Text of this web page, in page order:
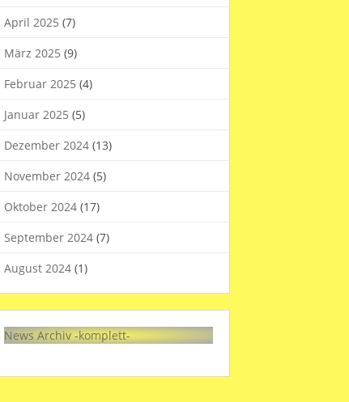
April 2025 (7)
März 2025 (9)
Februar 2025 (4)
Januar 2025 (5)
Dezember 2024 (13)
November 2024 (5)
Oktober 2024 (17)
September 2024 (7)
August 2024 (1)
News Archiv -komplett-